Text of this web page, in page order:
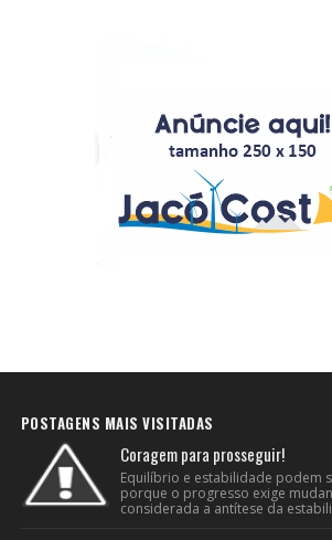
POSTAGENS MAIS VISITADAS
Coragem para prosseguir!
Equilíbrio e estabilidade podem
porque o progresso exige
considerada a antítese da